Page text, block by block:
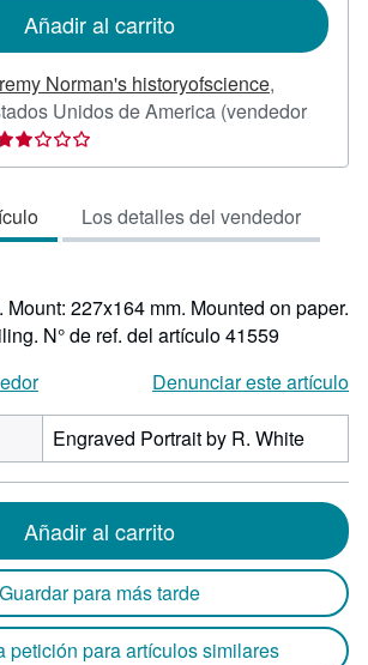
envío
Añadir al carrito
Norman's historyofscience,
Unidos de America (vendedor
Los detalles del vendedor
Mount: 227x164 mm. Mounted on paper.
N° de ref. del artículo 41559
Denunciar este artículo
Engraved Portrait by R. White
Añadir al carrito
Guardar para más tarde
petición para artículos similares